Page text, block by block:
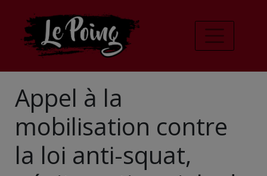
Appel à la
mobilisation contre
la loi anti-squat,